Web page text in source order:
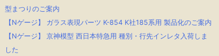
型まつりのご案内
【Nゲージ】 ガラス表現パーツ K-854 K社185系用 製品化のご案内
【Nゲージ】 京神模型 西日本特急用 種別・行先インレタ入荷しま
した